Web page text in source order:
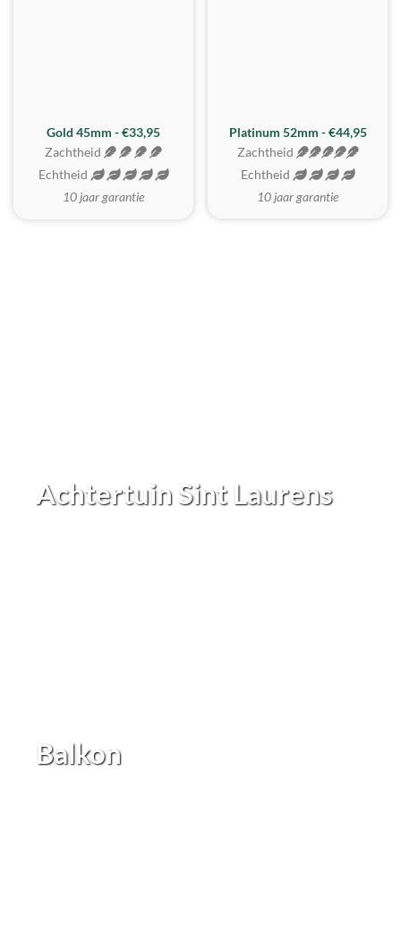
REALISTISCH
Gold 45mm - €33,95
Zachtheid
Echtheid
10 jaar garantie
ZACHTSTE
Platinum 52mm - €44,95
Zachtheid
Echtheid
10 jaar garantie
Achtertuin Sint Laurens
Balkon